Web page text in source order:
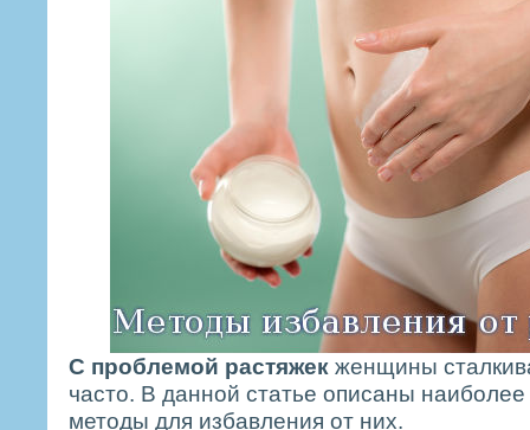
С проблемой растяжек женщины
часто. В данной статье описаны
методы для избавления от них.